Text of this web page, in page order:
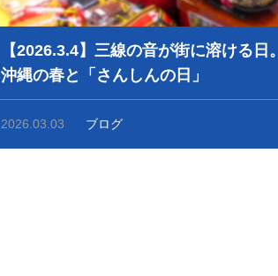
【2026.3.4】三線の音が街に溶ける日。
沖縄の春と「さんしんの日」
2026.03.03 ブログ